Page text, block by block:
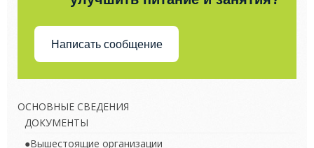
Написать сообщение
ОСНОВНЫЕ СВЕДЕНИЯ
ДОКУМЕНТЫ
●Вышестоящие организации